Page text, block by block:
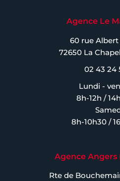
Agence Le
60 rue
72650 La
02 43 24
Lundi -
8h-12h /
8h-10h30 /
Agence Angers
Rte de